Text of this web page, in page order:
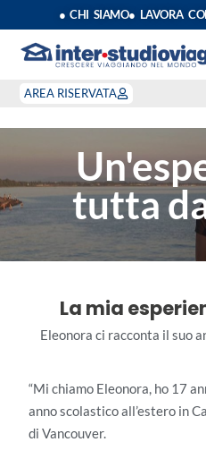
● CHI SIAMO● LAVORA
AREA RISERVATA
tutta
La mia
Eleonora ci racconta il suo
“Mi chiamo Eleonora, ho 17
anno scolastico all’estero in
di Vancouver.